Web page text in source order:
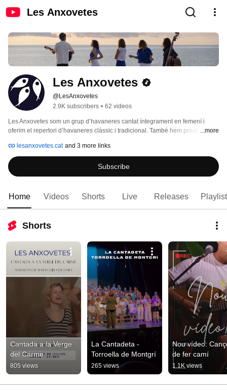
Les Anxovetes
Les Anxovetes
@LesAnxovetes
2.9K subscribers • 62 videos
Les Anxovetes som un grup d’havaneres cantat íntegrament en femení i
oferim el repertori d’havaneres clàssic i tradicional. També hem produït i
d’altres que no hi tenen res a veure! En aquest canal podeu seguir-nos i
pescar-nos les vegades que volgueu.
...more
lesanxovetes.cat and 3 more links
Subscribe
Home Videos Shorts Live Releases
Shorts
Cantada a la Verge
del Carme
805 views
La Cantadeta -
Torroella de Montgrí
265 views
Nou vídeo:
de fer camí
1.1K views